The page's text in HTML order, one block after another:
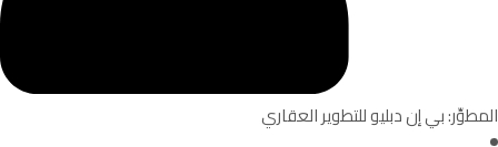
المطوِّر: بي إن دبليو للتطوير العقاري